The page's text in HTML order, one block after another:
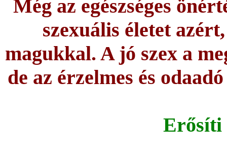
Még az egészséges
szexuális életet
magukkal. A jó szex a
de az érzelmes és
Erősíti